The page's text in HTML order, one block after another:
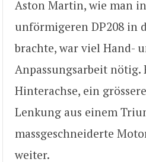
Aston Martin, wie man
unförmigeren DP208 in
brachte, war viel Hand-
Anpassungsarbeit nötig.
Hinterachse, ein
Lenkung aus einem
massgeschneiderte
weiter.